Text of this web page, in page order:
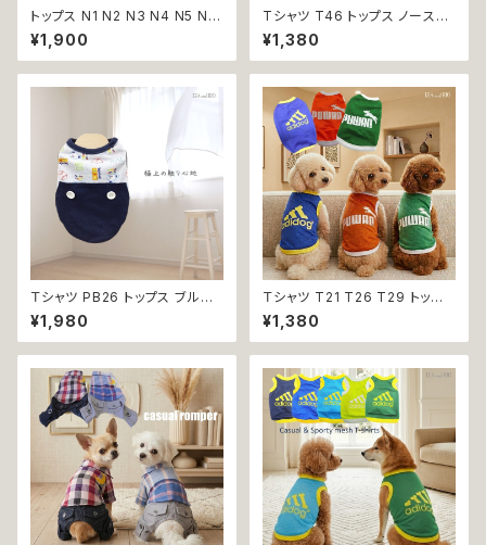
トップス N1 N2 N3 N4 N5 N6
うさぎ てんとう虫 ひよこ しまう
ま かめ ぶた ポケット ビビット
ドッグウェア dog 犬 猫 ペット
服 オシャレ かわいい 小型犬 返
¥1,900
Tシャツ T46 トップス ノースリ
ーブ ネイビー×オレンジ 紺 橙
スポーティー フード 帽子 犬 猫
ペット 犬服 猫服 犬の服 猫の服
¥1,380
Ｔシャツ PB26 トップス ブルー
野球 くま ドックウェア 小型犬
犬 猫 dog cat ペット 服 犬服
返品交換不可
¥1,980
Ｔシャツ T21 T26 T29 トップ
ス ノースリーブ メッシュ 夏 蒸
れにくい 犬 猫 ペット 犬の服 猫
の服 犬服 猫服 返品交換不可
¥1,380